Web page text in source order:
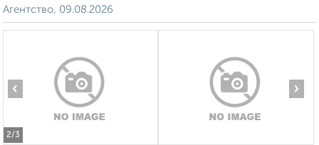
Агентство, 09.08.2026
2/3
‹ ›